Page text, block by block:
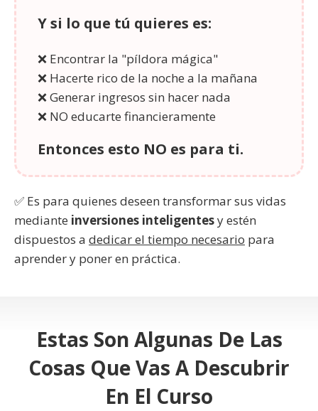
Y si lo que tú quieres es:
❌ Encontrar la "píldora mágica"
❌ Hacerte rico de la noche a la mañana
❌ Generar ingresos sin hacer nada
❌ NO educarte financieramente
Entonces esto NO es para ti.
✅ Es para quienes deseen transformar sus vidas
mediante inversiones inteligentesy estén
dispuestos a dedicar el tiempo necesario para
aprender y poner en práctica.
Estas Son Algunas De Las
Cosas Que Vas A Descubrir
En El Curso